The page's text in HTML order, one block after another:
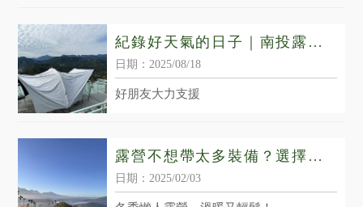
紀錄好天氣的日子｜南投露營
區｜魚池鄉露營區
日期：2025/08/18
好朋友大力支援
露營不想帶太多裝備？選擇雁
窩提供冷暖氣設備和室內空
間。南投免搭帳露營｜魚池鄉
日期：2025/02/03